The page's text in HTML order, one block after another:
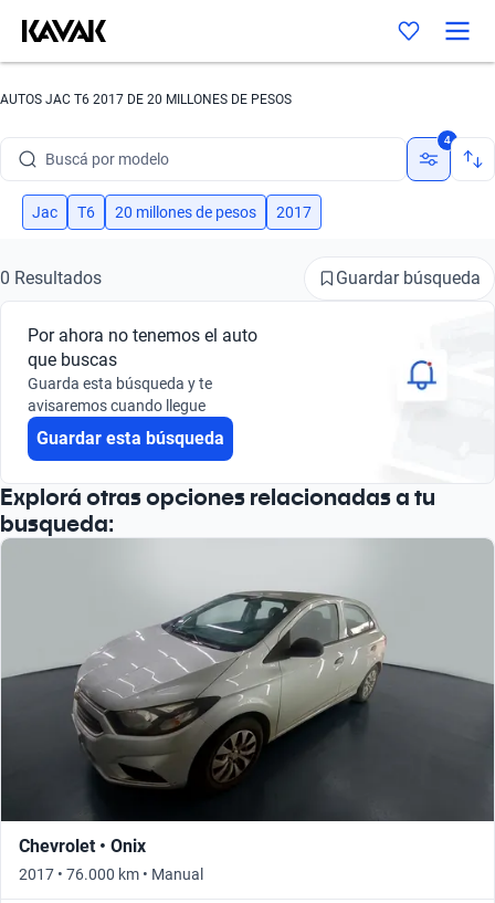
AUTOS JAC T6 2017 DE 20 MILLONES DE PESOS
Buscá por modelo
Buscá por versión
Buscá por marca
Buscá por modelo
Buscá por versión
4
Jac T6 20 millones de pesos 2017
0 Resultados Guardar búsqueda
Por ahora no tenemos el auto
que buscas
Guarda esta búsqueda y te
avisaremos cuando llegue
Guardar esta búsqueda
Explorá otras opciones relacionadas a tu
busqueda:
Chevrolet • Onix
2017 • 76.000 km • Manual